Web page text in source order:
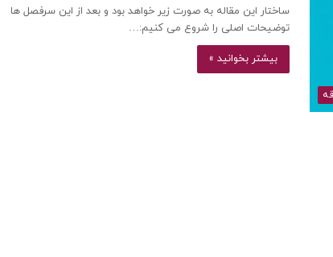
ساختار این مقاله به صورت زیر خواهد بود و بعد از این سرفصل ها
توضیحات اصلی را شروع می کنیم:…
بیشتر بخوانید »